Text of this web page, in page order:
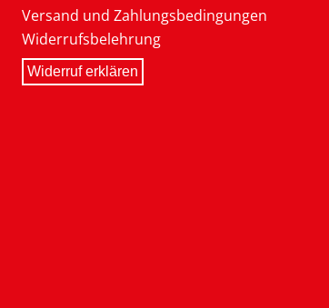
Versand und Zahlungsbedingungen
Widerrufsbelehrung
Widerruf erklären